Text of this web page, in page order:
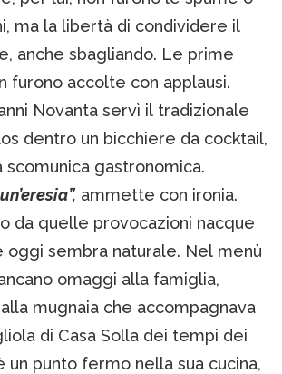
ma la libertà di condividere il
anche sbagliando. Le prime
furono accolte con applausi.
Novanta servì il tradizionale
dentro un bicchiere da cocktail,
scomunica gastronomica.
ammette con ironia.
da quelle provocazioni nacque
oggi sembra naturale. Nel menù
omaggi alla famiglia,
mugnaia che accompagnava
di Casa Solla dei tempi dei
un punto fermo nella sua cucina,